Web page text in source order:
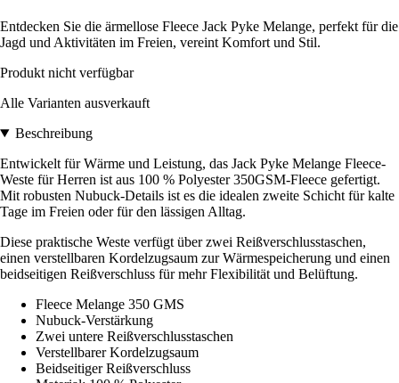
Entdecken Sie die ärmellose Fleece Jack Pyke Melange, perfekt für die
Jagd und Aktivitäten im Freien, vereint Komfort und Stil.
Produkt nicht verfügbar
Alle Varianten ausverkauft
Beschreibung
Entwickelt für Wärme und Leistung, das Jack Pyke Melange Fleece-
Weste für Herren ist aus 100 % Polyester 350GSM-Fleece gefertigt.
Mit robusten Nubuck-Details ist es die idealen zweite Schicht für kalte
Tage im Freien oder für den lässigen Alltag.
Diese praktische Weste verfügt über zwei Reißverschlusstaschen,
einen verstellbaren Kordelzugsaum zur Wärmespeicherung und einen
beidseitigen Reißverschluss für mehr Flexibilität und Belüftung.
Fleece Melange 350 GMS
Nubuck-Verstärkung
Zwei untere Reißverschlusstaschen
Verstellbarer Kordelzugsaum
Beidseitiger Reißverschluss